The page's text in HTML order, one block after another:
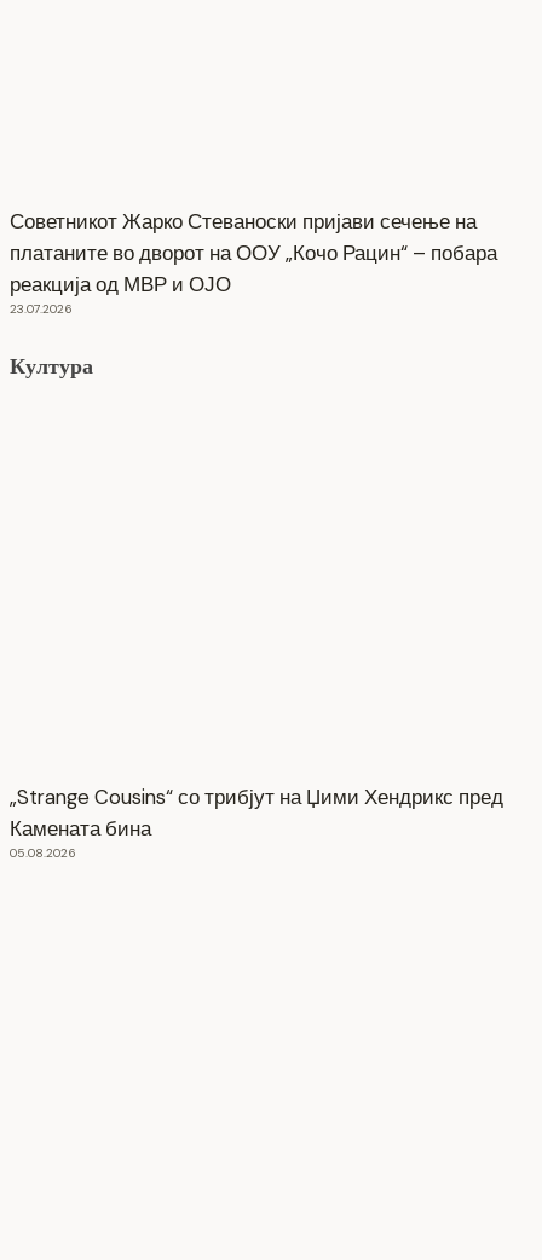
Советникот Жарко Стеваноски пријави сечење на
платаните во дворот на ООУ „Кочо Рацин“ – побара
реакција од МВР и ОЈО
23.07.2026
Култура
„Strange Cousins“ со трибјут на Џими Хендрикс пред
Камената бина
05.08.2026